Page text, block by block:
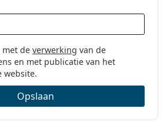
met deverwerking van de
en met publicatie van het
website.
Opslaan